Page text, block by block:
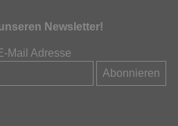
Newsletter!
Mail Adresse